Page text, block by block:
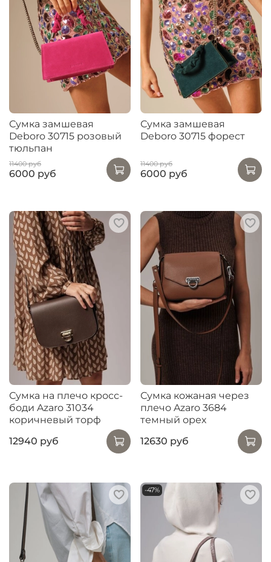
Сумка замшевая
Deboro 30715 розовый
тюльпан
11400 руб
6000 руб
Сумка замшевая
Deboro 30715 форест
11400 руб
6000 руб
Сумка на плечо кросс-
боди Azaro 31034
коричневый торф
12940 руб
Сумка кожаная через
плечо Azaro 3684
темный орех
12630 руб
-47%